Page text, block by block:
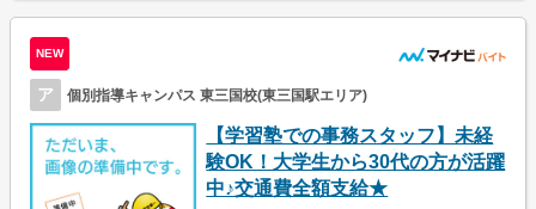
NEW
ア 個別指導キャンパス 東三国校(東三国駅エリア)
【学習塾での事務スタッフ】未経
験OK！大学生から30代の方が活躍
中♪交通費全額支給★